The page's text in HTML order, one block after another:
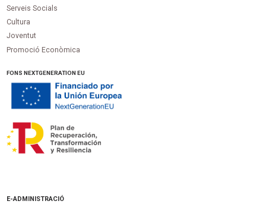
Serveis Socials
Cultura
Joventut
Promoció Econòmica
FONS NEXTGENERATION EU
E-ADMINISTRACIÓ